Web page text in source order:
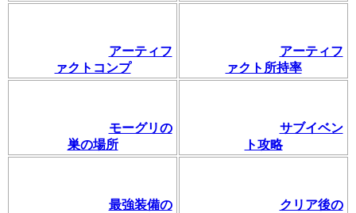
アーティフ
ァクトコンプ
アーティフ
ァクト所持率
モーグリの
巣の場所
サブイベン
ト攻略
最強装備の
クリア後の